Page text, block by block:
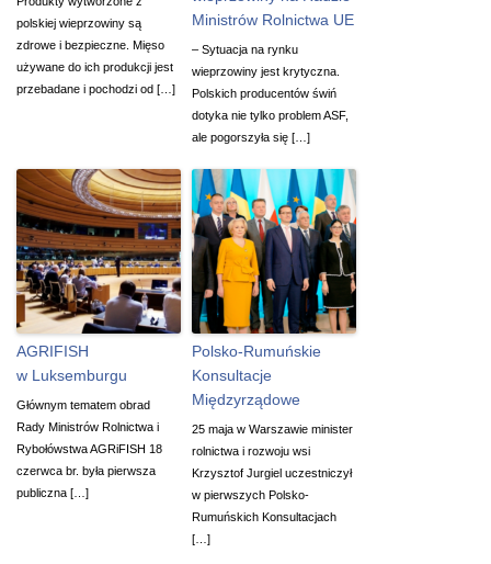
polskiej wieprzowiny są
zdrowe i bezpieczne. Mięso
używane do ich produkcji jest
przebadane i pochodzi od […]
Ministrów Rolnictwa UE
– Sytuacja na rynku
wieprzowiny jest krytyczna.
Polskich producentów świń
dotyka nie tylko problem ASF,
ale pogorszyła się […]
AGRIFISH
w Luksemburgu
Głównym tematem obrad
Rady Ministrów Rolnictwa i
Rybołówstwa AGRiFISH 18
czerwca br. była pierwsza
publiczna […]
Polsko-Rumuńskie
Konsultacje
Międzyrządowe
25 maja w Warszawie minister
rolnictwa i rozwoju wsi
Krzysztof Jurgiel uczestniczył
w pierwszych Polsko-
Rumuńskich Konsultacjach
[…]